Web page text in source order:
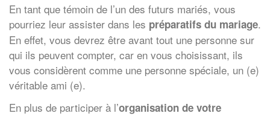
En tant que témoin de l’un des futurs mariés, vous
pourriez leur assister dans les préparatifs du mariage.
En effet, vous devrez être avant tout une personne sur
qui ils peuvent compter, car en vous choisissant, ils
vous considèrent comme une personne spéciale, un (e)
véritable ami (e).
En plus de participer à l’organisation de votre